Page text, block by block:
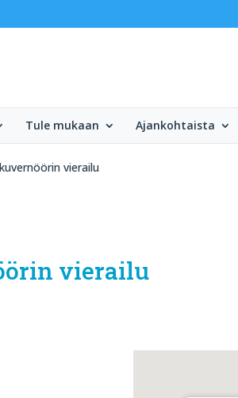
Tule mukaan Ajankohtaista
vierailu
vierailu